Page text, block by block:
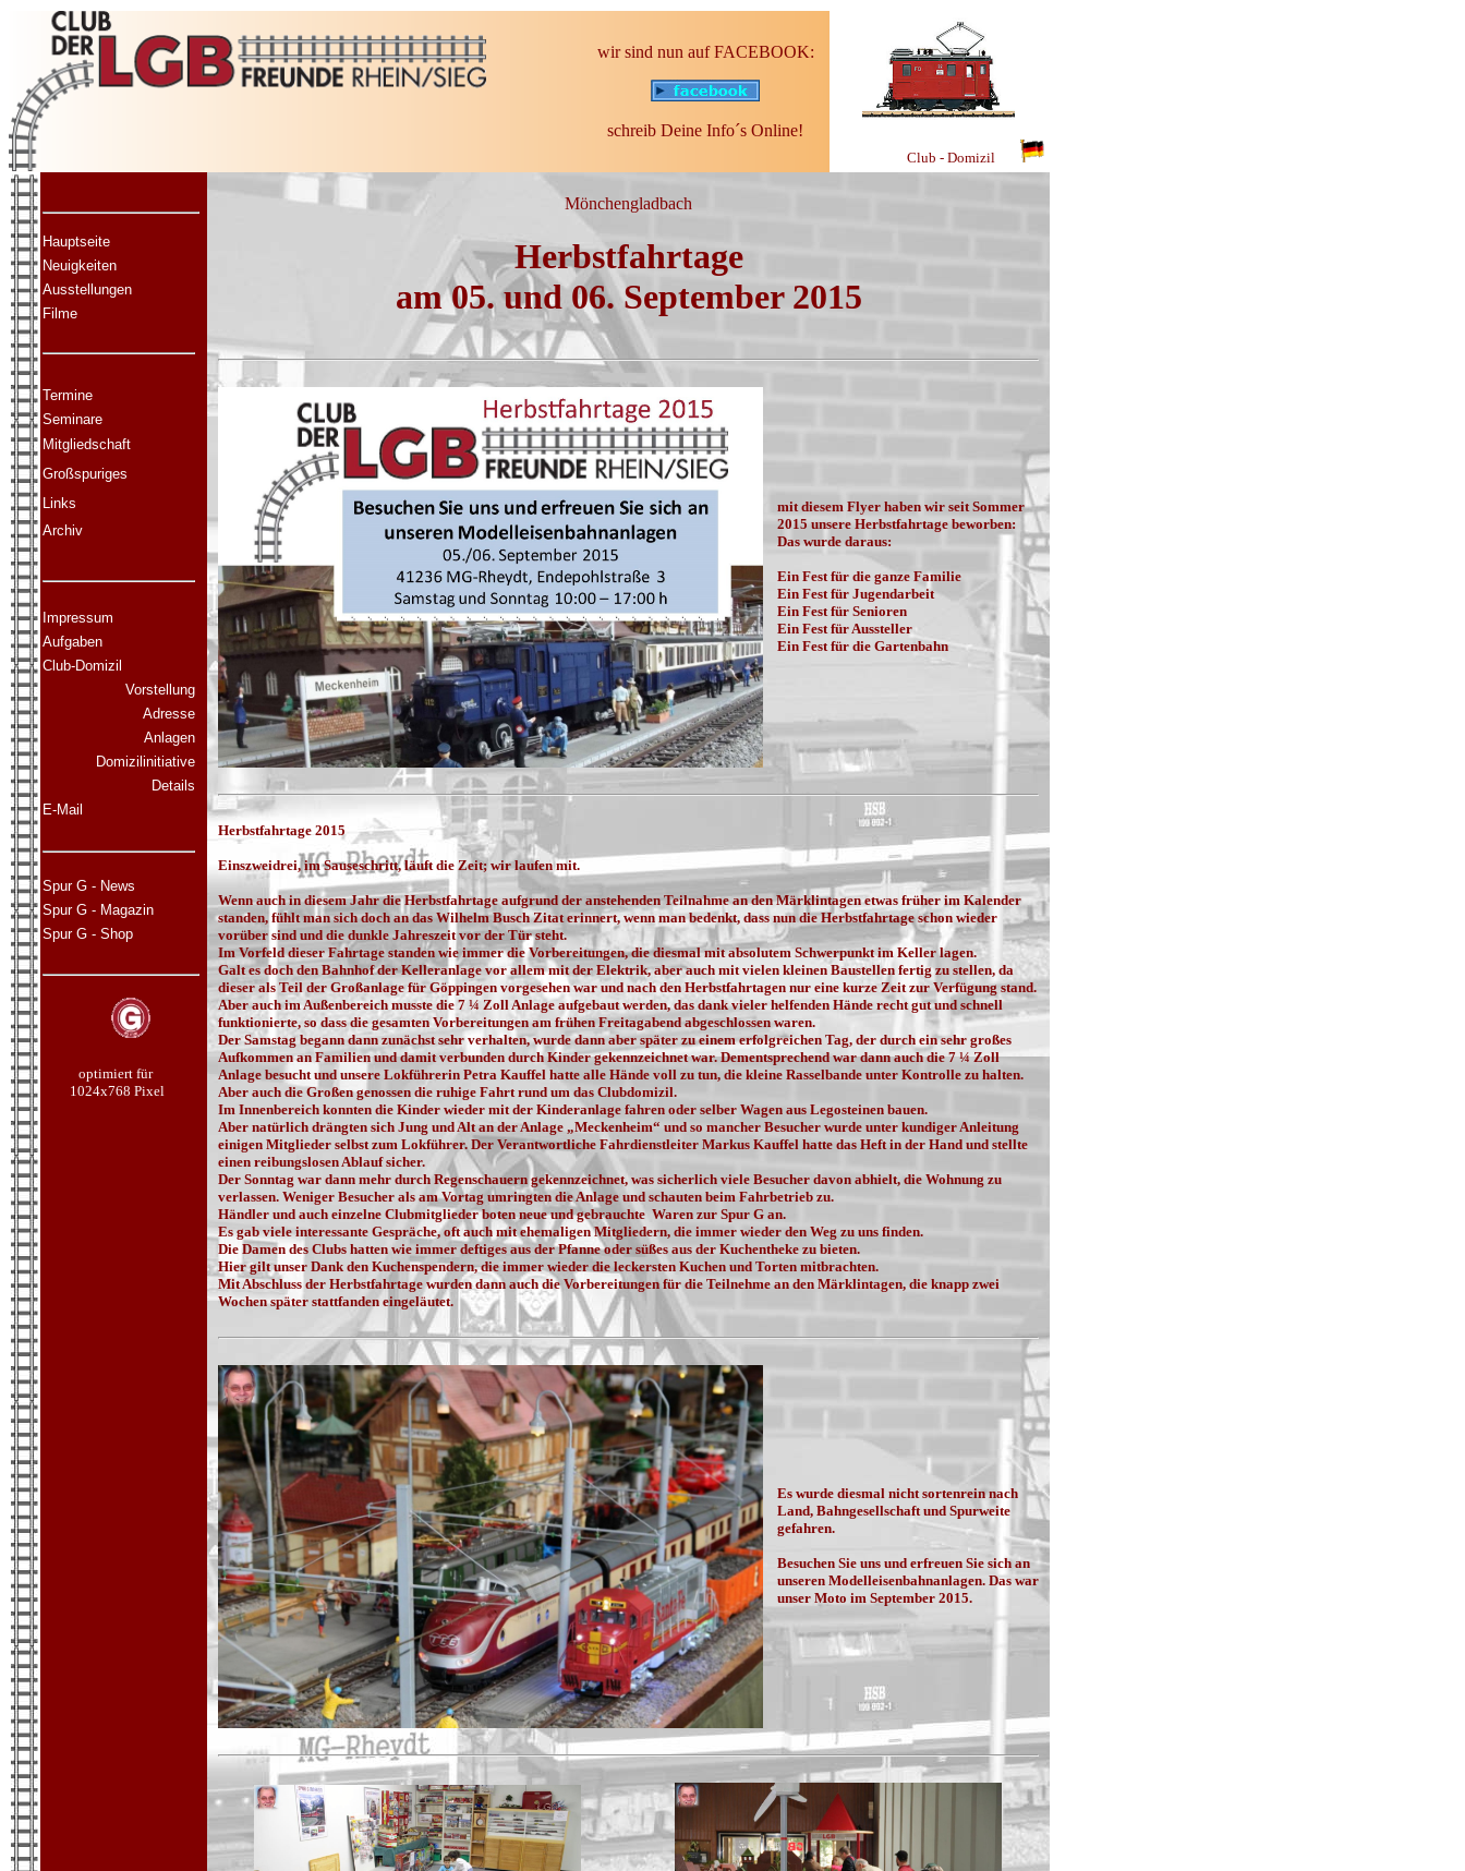
wir sind nun auf FACEBOOK:
schreib Deine Info´s Online!
Club - Domizil
Hauptseite
Neuigkeiten
Ausstellungen
Filme
Termine
Seminare
Mitgliedschaft
Großspuriges
Links
Archiv
Impressum
Aufgaben
Club-Domizil
Vorstellung
Adresse
Anlagen
Domizilinitiative
Details
E-Mail
Spur G - News
Spur G - Magazin
Spur G - Shop
optimiert für
1024x768 Pixel
Mönchengladbach
Herbstfahrtage
am 05. und 06. September 2015
mit diesem Flyer haben wir seit Sommer
2015 unsere Herbstfahrtage beworben:
Das wurde daraus:
Ein Fest für die ganze Familie
Ein Fest für Jugendarbeit
Ein Fest für Senioren
Ein Fest für Aussteller
Ein Fest für die Gartenbahn
Herbstfahrtage 2015
Einszweidrei, im Sauseschritt, läuft die Zeit; wir laufen mit.
Wenn auch in diesem Jahr die Herbstfahrtage aufgrund der anstehenden Teilnahme an den Märklintagen etwas früher im Kalender
standen, fühlt man sich doch an das Wilhelm Busch Zitat erinnert, wenn man bedenkt, dass nun die Herbstfahrtage schon wieder
vorüber sind und die dunkle Jahreszeit vor der Tür steht.
Im Vorfeld dieser Fahrtage standen wie immer die Vorbereitungen, die diesmal mit absolutem Schwerpunkt im Keller lagen.
Galt es doch den Bahnhof der Kelleranlage vor allem mit der Elektrik, aber auch mit vielen kleinen Baustellen fertig zu stellen, da
dieser als Teil der Großanlage für Göppingen vorgesehen war und nach den Herbstfahrtagen nur eine kurze Zeit zur Verfügung stand.
Aber auch im Außenbereich musste die 7 ¼ Zoll Anlage aufgebaut werden, das dank vieler helfenden Hände recht gut und schnell
funktionierte, so dass die gesamten Vorbereitungen am frühen Freitagabend abgeschlossen waren.
Der Samstag begann dann zunächst sehr verhalten, wurde dann aber später zu einem erfolgreichen Tag, der durch ein sehr großes
Aufkommen an Familien und damit verbunden durch Kinder gekennzeichnet war. Dementsprechend war dann auch die 7 ¼ Zoll
Anlage besucht und unsere Lokführerin Petra Kauffel hatte alle Hände voll zu tun, die kleine Rasselbande unter Kontrolle zu halten.
Aber auch die Großen genossen die ruhige Fahrt rund um das Clubdomizil.
Im Innenbereich konnten die Kinder wieder mit der Kinderanlage fahren oder selber Wagen aus Legosteinen bauen.
Aber natürlich drängten sich Jung und Alt an der Anlage „Meckenheim“ und so mancher Besucher wurde unter kundiger Anleitung
einigen Mitglieder selbst zum Lokführer. Der Verantwortliche Fahrdienstleiter Markus Kauffel hatte das Heft in der Hand und stellte
einen reibungslosen Ablauf sicher.
Der Sonntag war dann mehr durch Regenschauern gekennzeichnet, was sicherlich viele Besucher davon abhielt, die Wohnung zu
verlassen. Weniger Besucher als am Vortag umringten die Anlage und schauten beim Fahrbetrieb zu.
Händler und auch einzelne Clubmitglieder boten neue und gebrauchte Waren zur Spur G an.
Es gab viele interessante Gespräche, oft auch mit ehemaligen Mitgliedern, die immer wieder den Weg zu uns finden.
Die Damen des Clubs hatten wie immer deftiges aus der Pfanne oder süßes aus der Kuchentheke zu bieten.
Hier gilt unser Dank den Kuchenspendern, die immer wieder die leckersten Kuchen und Torten mitbrachten.
Mit Abschluss der Herbstfahrtage wurden dann auch die Vorbereitungen für die Teilnehme an den Märklintagen, die knapp zwei
Wochen später stattfanden eingeläutet.
Es wurde diesmal nicht sortenrein nach
Land, Bahngesellschaft und Spurweite
gefahren.
Besuchen Sie uns und erfreuen Sie sich an
unseren Modelleisenbahnanlagen. Das war
unser Moto im September 2015.